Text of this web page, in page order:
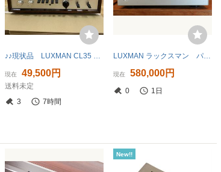
♪♪現状品 LUXMAN CL35 真空管プリアンプ ラックスマン 動作確認済み♪♪
現在 49,500円
送料未定
3
7時間
LUXMAN ラックスマン パワー・アンプM-900U (メーカー保証2027年1月10日まで有り）(離島を除く)
現在 580,000円
0 1日
New!!